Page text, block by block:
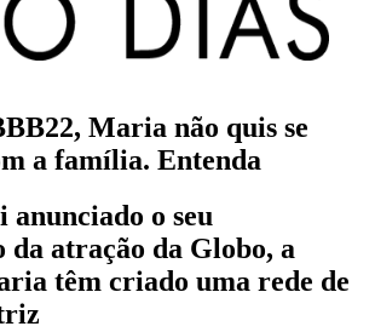
Maria não quis se
a família. Entenda
anunciado o seu
da atração da Globo, a
têm criado uma rede de